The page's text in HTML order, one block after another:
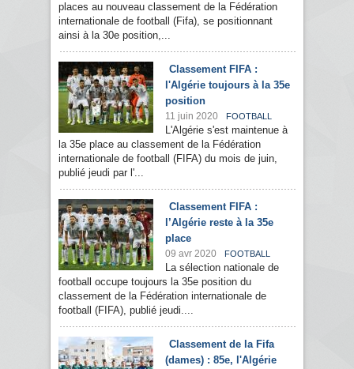
places au nouveau classement de la Fédération
internationale de football (Fifa), se positionnant
ainsi à la 30e position,...
Classement FIFA :
l'Algérie toujours à la 35e
position
11 juin 2020 FOOTBALL
L'Algérie s'est maintenue à
la 35e place au classement de la Fédération
internationale de football (FIFA) du mois de juin,
publié jeudi par l'...
Classement FIFA :
l’Algérie reste à la 35e
place
09 avr 2020 FOOTBALL
La sélection nationale de
football occupe toujours la 35e position du
classement de la Fédération internationale de
football (FIFA), publié jeudi....
Classement de la Fifa
(dames) : 85e, l'Algérie